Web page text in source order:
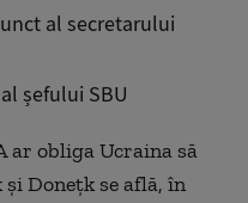
al secretarului
șefului SBU
ar obliga Ucraina să
și Donețk se află, în